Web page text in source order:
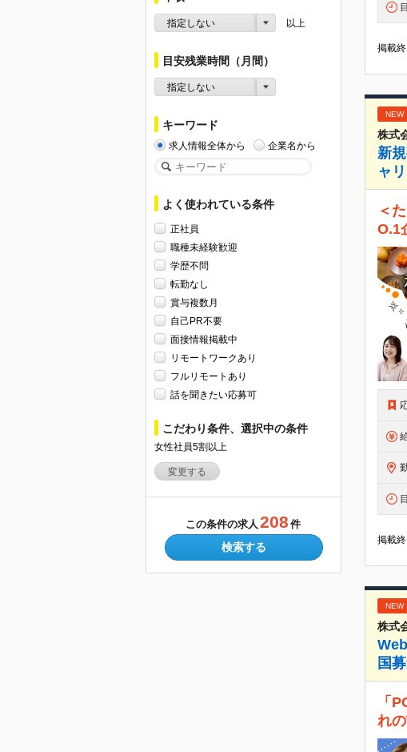
指定しない 以上
目安残業時間（月間）
指定しない
キーワード
求人情報全体から 企業名から
よく使われている条件
正社員
職種未経験歓迎
学歴不問
転勤なし
賞与複数月
自己PR不要
面接情報掲載中
リモートワークあり
フルリモートあり
話を聞きたい応募可
こだわり条件、選択中の条件
女性社員5割以上
変更する
この条件の求人 208 件
検索する
掲載
NEW
株式
新
ャ
＜
O.1
掲載
NEW
株式
国
「
れ